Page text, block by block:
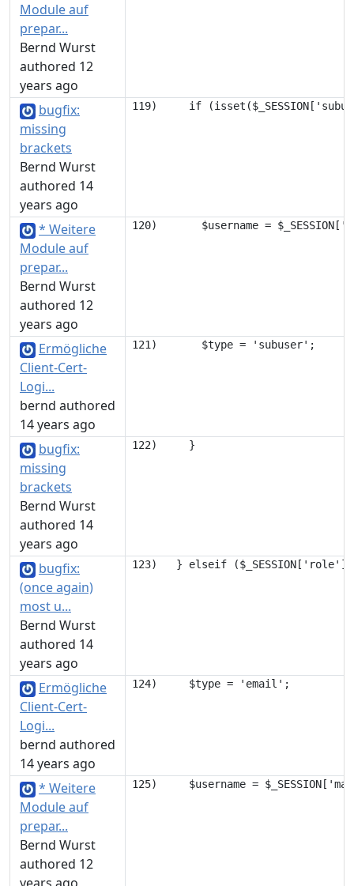
Module auf
prepar...
Bernd Wurst
authored 12
years ago
bugfix:
missing
brackets
Bernd Wurst
authored 14
years ago
* Weitere
Module auf
prepar...
Bernd Wurst
authored 12
years ago
Ermögliche
Client-Cert-
Logi...
bernd authored
14 years ago
bugfix:
missing
brackets
Bernd Wurst
authored 14
years ago
bugfix:
(once again)
most u...
Bernd Wurst
authored 14
years ago
Ermögliche
Client-Cert-
Logi...
bernd authored
14 years ago
* Weitere
Module auf
prepar...
Bernd Wurst
authored 12